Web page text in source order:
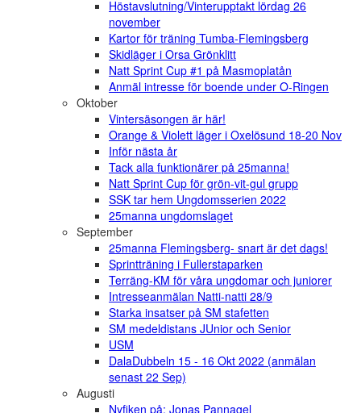
Höstavslutning/Vinterupptakt lördag 26
november
Kartor för träning Tumba-Flemingsberg
Skidläger i Orsa Grönklitt
Natt Sprint Cup #1 på Masmoplatån
Anmäl intresse för boende under O-Ringen
Oktober
Vintersäsongen är här!
Orange & Violett läger i Oxelösund 18-20 Nov
Inför nästa år
Tack alla funktionärer på 25manna!
Natt Sprint Cup för grön-vit-gul grupp
SSK tar hem Ungdomsserien 2022
25manna ungdomslaget
September
25manna Flemingsberg- snart är det dags!
Sprintträning i Fullerstaparken
Terräng-KM för våra ungdomar och juniorer
Intresseanmälan Natti-natti 28/9
Starka insatser på SM stafetten
SM medeldistans JUnior och Senior
USM
DalaDubbeln 15 - 16 Okt 2022 (anmälan
senast 22 Sep)
Augusti
Nyfiken på: Jonas Pannagel